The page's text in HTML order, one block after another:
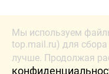
Мы используем
top.mail.ru) для
лучше. Продолжая